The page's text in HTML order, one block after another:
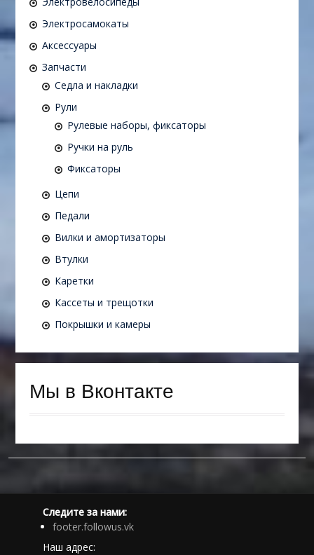
Электросамокаты
Аксессуары
Запчасти
Седла и накладки
Рули
Рулевые наборы, фиксаторы
Ручки на руль
Фиксаторы
Цепи
Педали
Вилки и амортизаторы
Втулки
Каретки
Кассеты и трещотки
Покрышки и камеры
Мы в Вконтакте
Следите за нами:
footer.followus.vk
Наш адрес: